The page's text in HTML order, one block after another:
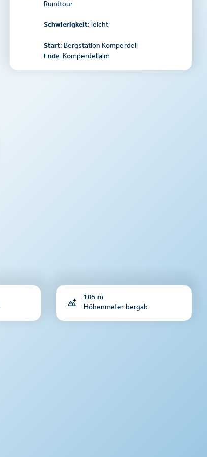
Rundtour
Schwierigkeit: leicht
Start: Bergstation Komperdell
Ende: Komperdellalm
105 m
Höhenmeter bergab